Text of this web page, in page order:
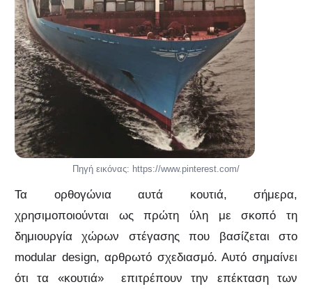
Πηγή εικόνας: https://www.pinterest.com/
Τα ορθογώνια αυτά κουτιά, σήμερα,
χρησιμοποιούνται ως πρώτη ύλη με σκοπό τη
δημιουργία χώρων στέγασης που βασίζεται στο
modular design, αρθρωτό σχεδιασμό. Αυτό σημαίνει
ότι τα «κουτιά» επιτρέπουν την επέκταση των